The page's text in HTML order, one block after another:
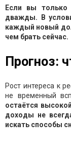
Если вы только
дважды. В
каждый новый
чем брать сейчас.
Прогноз:
Рост интереса к
не временный
остаётся
доходы не
искать способы